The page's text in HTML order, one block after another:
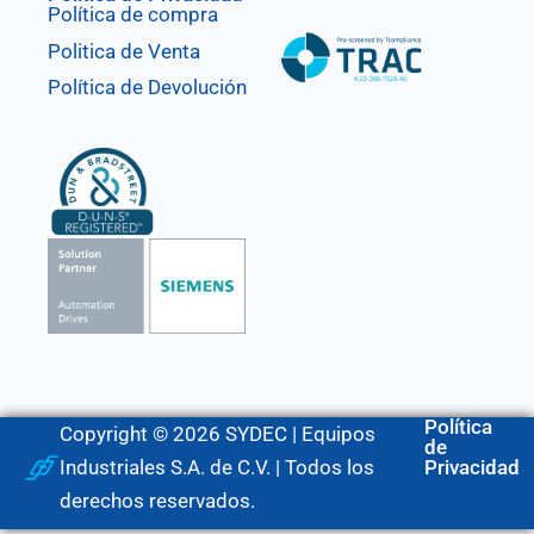
Política de compra
Politica de Venta
Política de Devolución
Copyright © 2026 SYDEC | Equipos
Industriales S.A. de C.V. | Todos los
derechos reservados.
Política
de
Privacidad